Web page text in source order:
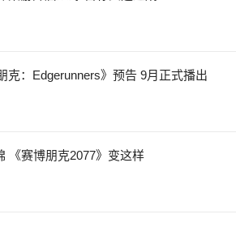
克：Edgerunners》预告 9月正式播出
《赛博朋克2077》变这样